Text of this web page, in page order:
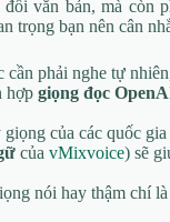
văn bản, mà còn
trọng bạn nên cân
phải nghe tự
hợp giọng đọc
của các quốc
của vMixvoice) sẽ
nói hay thậm chí